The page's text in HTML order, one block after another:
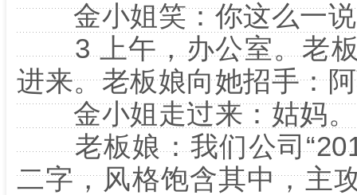
金小姐笑：你这么一说
3 上午，办公室。老板
进来。老板娘向她招手：
金小姐走过来：姑妈。
老板娘：我们公司
二字，风格饱含其中，主